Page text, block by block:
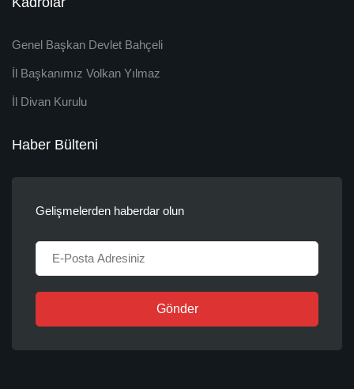
Genel Başkan Devlet Bahçeli
İl Başkanımız Volkan Yılmaz
İl Divan Kurulu
Haber Bülteni
Gelişmelerden haberdar olun
Gönder